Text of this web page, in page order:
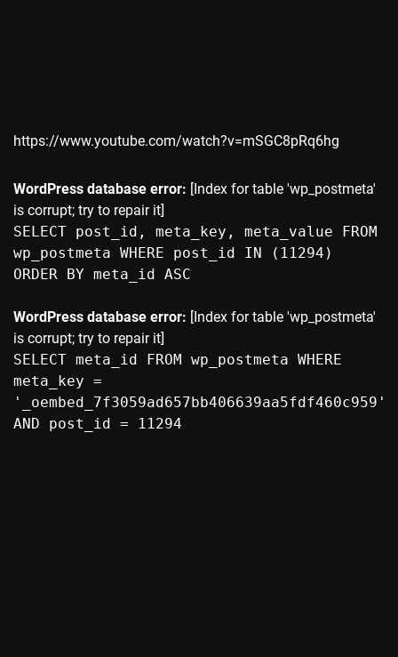
https://www.youtube.com/watch?v=mSGC8pRq6hg
WordPress database error: [Index for table 'wp_postmeta'
is corrupt; try to repair it]
SELECT post_id, meta_key, meta_value FROM
wp_postmeta WHERE post_id IN (11294)
ORDER BY meta_id ASC
WordPress database error: [Index for table 'wp_postmeta'
is corrupt; try to repair it]
SELECT meta_id FROM wp_postmeta WHERE
meta_key =
'_oembed_7f3059ad657bb406639aa5fdf460c959'
AND post_id = 11294